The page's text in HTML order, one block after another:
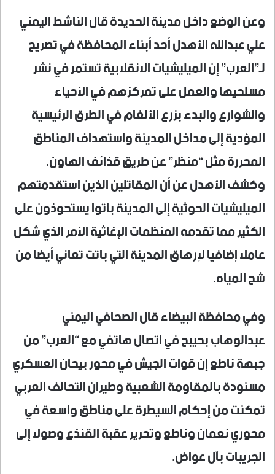
وعن الوضع داخل مدينة الحديدة قال الناشط اليمني
علي عبدالله الأهدل أحد أبناء المحافظة في تصريح
لـ”العرب” إن الميليشيات الانقلابية تستمر في نشر
مسلحيها والعمل على تمركزهم في الأحياء
والشوارع والبدء بزرع الألغام في الطرق الرئيسية
المؤدية إلى مداخل المدينة واستهداف المناطق
المحررة مثل “منظر” عن طريق قذائف الهاون.
وكشف الأهدل عن أن المقاتلين الذين استقدمتهم
الميليشيات الحوثية إلى المدينة باتوا يستحوذون على
الكثير مما تقدمه المنظمات الإغاثية الأمر الذي شكل
عاملا إضافيا لإرهاق المدينة التي باتت تعاني أيضا من
شح المياه.
وفي محافظة البيضاء قال الصحافي اليمني
عبدالوهاب بحيبح في اتصال هاتفي مع “العرب” من
جبهة ناطع إن قوات الجيش في محور بيحان العسكري
مسنودة بالمقاومة الشعبية وطيران التحالف العربي
تمكنت من إحكام السيطرة على مناطق واسعة في
محوري نعمان وناطع وتحرير عقبة القنذع وصولا إلى
الجريبات بآل عواض.